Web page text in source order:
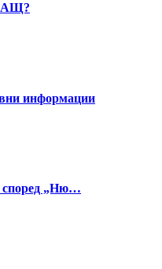
информации
според „Ню…